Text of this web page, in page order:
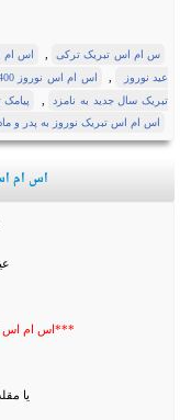
س ام اس تبریک ترکی اس ام
عید نوروز
اس ام اس نوروز 1400
تبریک سال جدید به نامزد
اس ام اس تبریک نوروز به پدر و
اس ام
***اس ام اس
یا